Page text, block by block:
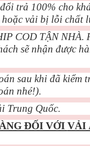
trả 100% cho
vải bị lỗi chất
COD TẬN NHÀ.
sẽ nhận được
sau khi đã kiểm
nhé!).
Trung Quốc.
ĐỐI VỚI VẢI